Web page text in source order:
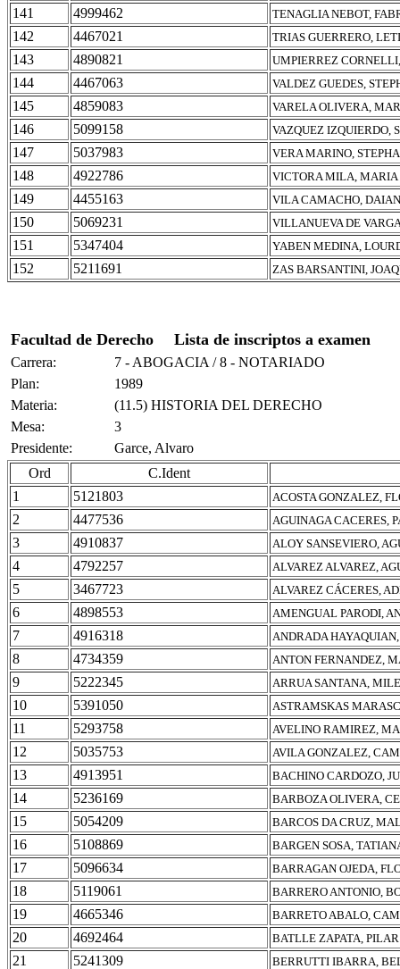
141 4999462 TENAGLIA NEBOT,
142 4467021 TRIAS GUERRERO,
143 4890821 UMPIERREZ
144 4467063 VALDEZ GUEDES,
145 4859083 VARELA OLIVERA,
146 5099158 VAZQUEZ IZQUIERDO,
147 5037983 VERA MARINO,
148 4922786 VICTORA MILA,
149 4455163 VILA CAMACHO,
150 5069231 VILLANUEVA DE
151 5347404 YABEN MEDINA,
152 5211691 ZAS BARSANTINI,
Facultad de Derecho Lista de inscriptos a examen
Carrera:
7 - ABOGACIA / 8 - NOTARIADO
Plan:
1989
Materia:
(11.5) HISTORIA DEL DERECHO
Mesa:
3
Presidente:
Garce, Alvaro
Ord
C.Ident
1
5121803 ACOSTA GONZALEZ,
2 4477536 AGUINAGA CACERES,
3 4910837 ALOY SANSEVIERO,
4 4792257 ALVAREZ ALVAREZ,
5 3467723 ALVAREZ CÁCERES,
6 4898553 AMENGUAL PARODI,
7 4916318 ANDRADA
8 4734359 ANTON FERNANDEZ,
9 5222345 ARRUA SANTANA,
10 5391050 ASTRAMSKAS
11 5293758 AVELINO RAMIREZ,
12 5035753 AVILA GONZALEZ,
13 4913951 BACHINO CARDOZO,
14 5236169 BARBOZA OLIVERA,
15 5054209 BARCOS DA CRUZ,
16 5108869 BARGEN SOSA,
17 5096634 BARRAGAN OJEDA,
18 5119061 BARRERO ANTONIO,
19 4665346 BARRETO ABALO,
20 4692464 BATLLE ZAPATA, PILAR
21 5241309 BERRUTTI IBARRA,